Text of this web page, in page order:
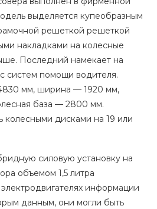
выделяется купеобразным
решеткой решеткой
накладками на колесные
Последний намекает на
систем помощи водителя.
мм, ширина — 1920 мм,
база — 2800 мм.
колесными дисками на 19 или
силовую установку на
объемом 1,5 литра
информации
данным, они могли быть